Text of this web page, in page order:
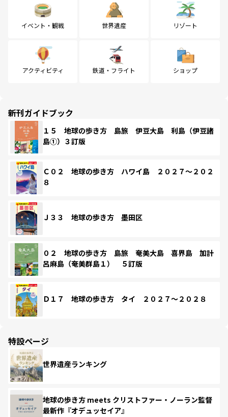
イベント・観戦 世界遺産 リゾート
アクティビティ 鉄道・フライト ショップ
新刊ガイドブック
１５ 地球の歩き方 島旅 伊豆大島 利島（伊豆諸
島①）３訂版
Ｃ０２ 地球の歩き方 ハワイ島 ２０２７～２０２
８
Ｊ３３ 地球の歩き方 墨田区
０２ 地球の歩き方 島旅 奄美大島 喜界島 加計
呂麻島（奄美群島１） ５訂版
Ｄ１７ 地球の歩き方 タイ ２０２７～２０２８
特設ページ
世界遺産ランキング
地球の歩き方 meets クリストファー・ノーラン監督
最新作『オデュッセイア』